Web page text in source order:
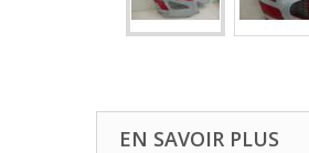
EN SAVOIR PLUS